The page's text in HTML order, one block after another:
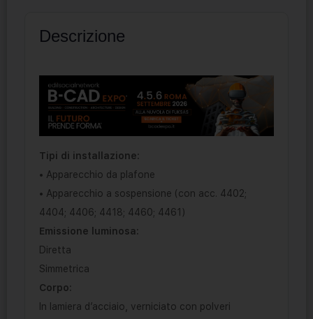
Descrizione
Tipi di installazione:
• Apparecchio da plafone
• Apparecchio a sospensione (con acc. 4402;
4404; 4406; 4418; 4460; 4461)
Emissione luminosa:
Diretta
Simmetrica
Corpo:
In lamiera d’acciaio, verniciato con polveri